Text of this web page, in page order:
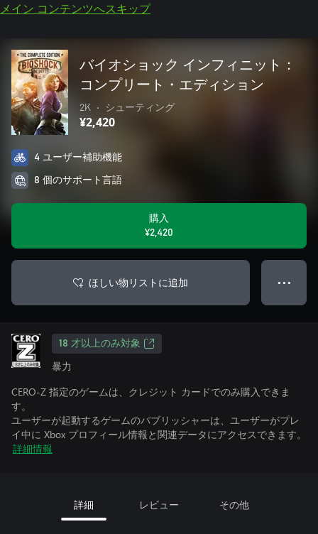
メイン コンテンツへスキップ
バイオショック インフィニット：
コンプリート・エディション
2K • シューティング
¥2,420
4 ユーザー補助機能
8 個のサポート言語
購入
¥2,420
ほしい物リストに追加 ● ● ●
18 才以上のみ対象
暴力
CERO-Z 指定のゲームは、クレジット カードでのみ購入できま
す。
ユーザーが起動するゲームのパブリッシャーは、ユーザーがプレ
イ中に Xbox プロフィール情報と関連データにアクセスできます。
詳細情報
詳細 レビュー その他